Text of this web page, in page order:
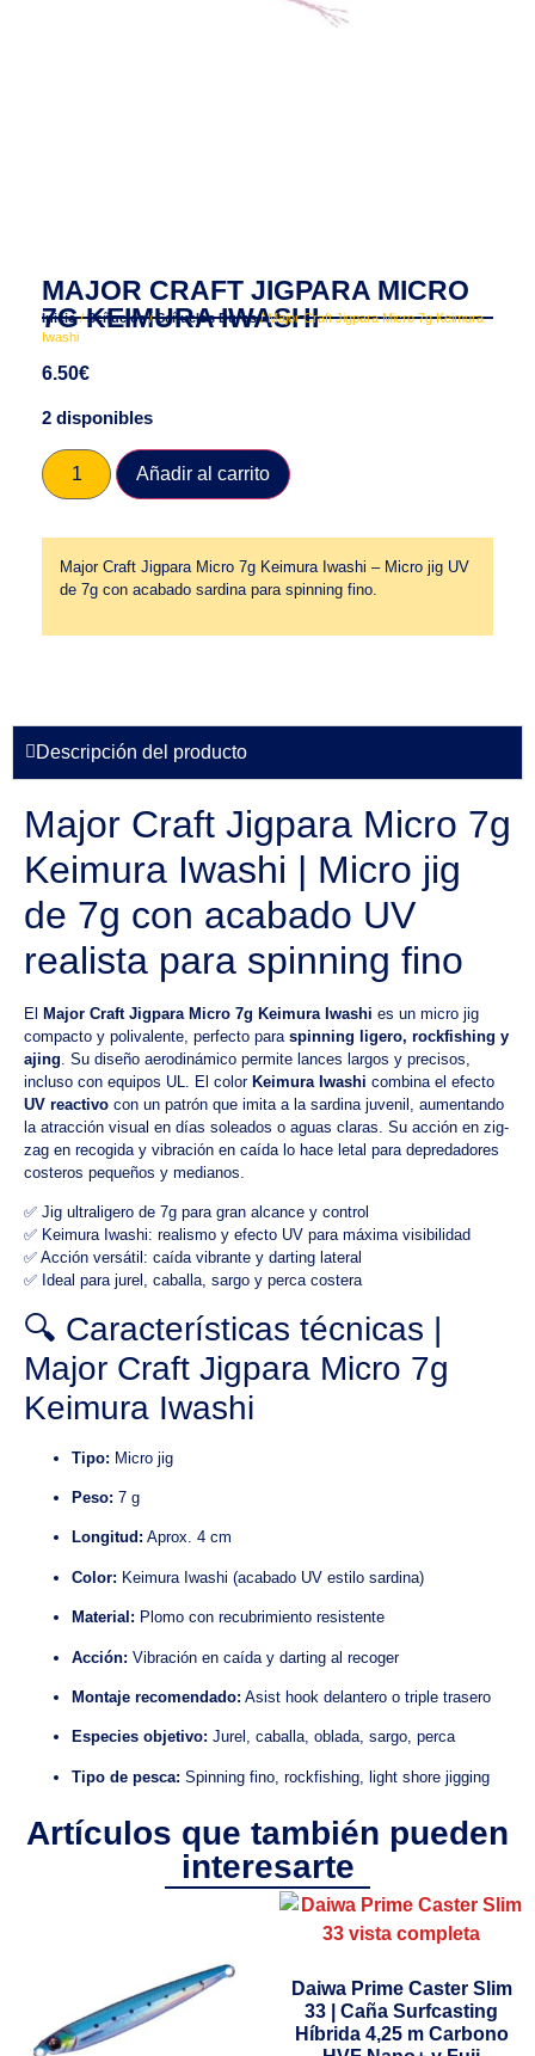
MAJOR CRAFT JIGPARA MICRO
7G KEIMURA IWASHI
Inicio/Señuelos/Señuelos Duros/ Major Craft Jigpara Micro 7g Keimura
Iwashi
6.50€
2 disponibles
Añadir al carrito
Major Craft Jigpara Micro 7g Keimura Iwashi – Micro jig UV
de 7g con acabado sardina para spinning fino.
Descripción del producto
Major Craft Jigpara Micro 7g
Keimura Iwashi | Micro jig
de 7g con acabado UV
realista para spinning fino
El Major Craft Jigpara Micro 7g Keimura Iwashi es un micro jig
compacto y polivalente, perfecto para spinning ligero, rockfishing y
ajing . Su diseño aerodinámico permite lances largos y precisos,
incluso con equipos UL. El color Keimura Iwashi combina el efecto
UV reactivo con un patrón que imita a la sardina juvenil, aumentando
la atracción visual en días soleados o aguas claras. Su acción en zig-
zag en recogida y vibración en caída lo hace letal para depredadores
costeros pequeños y medianos.
✅ Jig ultraligero de 7g para gran alcance y control
✅ Keimura Iwashi: realismo y efecto UV para máxima visibilidad
✅ Acción versátil: caída vibrante y darting lateral
✅ Ideal para jurel, caballa, sargo y perca costera
🔍 Características técnicas |
Major Craft Jigpara Micro 7g
Keimura Iwashi
Tipo: Micro jig
Peso: 7 g
Longitud: Aprox. 4 cm
Color: Keimura Iwashi (acabado UV estilo sardina)
Material: Plomo con recubrimiento resistente
Acción: Vibración en caída y darting al recoger
Montaje recomendado: Asist hook delantero o triple trasero
Especies objetivo: Jurel, caballa, oblada, sargo, perca
Tipo de pesca: Spinning fino, rockfishing, light shore jigging
Artículos que también pueden
interesarte
Daiwa Prime Caster Slim
33 | Caña Surfcasting
Híbrida 4,25 m Carbono